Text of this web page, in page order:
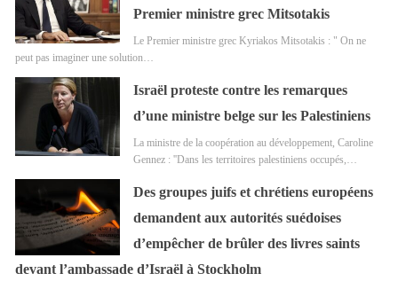
Premier ministre grec Mitsotakis
Le Premier ministre grec Kyriakos Mitsotakis : " On ne
peut pas imaginer une solution…
Israël proteste contre les remarques
d’une ministre belge sur les Palestiniens
La ministre de la coopération au développement, Caroline
Gennez : ''Dans les territoires palestiniens occupés,…
Des groupes juifs et chrétiens européens
demandent aux autorités suédoises
d’empêcher de brûler des livres saints
devant l’ambassade d’Israël à Stockholm